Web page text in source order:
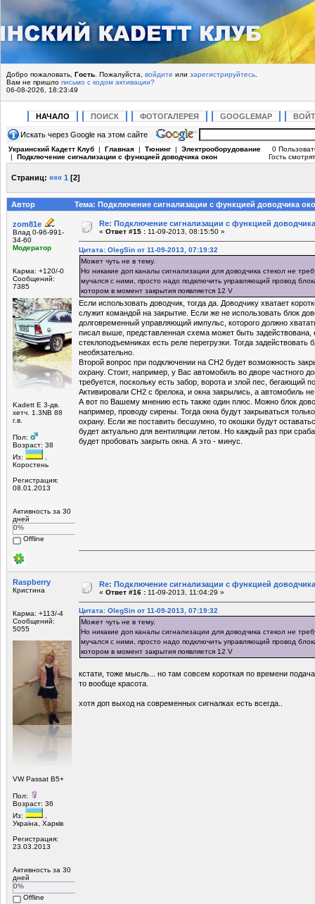
Добро пожаловать, Гость . Пожалуйста, войдите или зарегистрируйтесь
Вам не пришло письмо с кодом активации?
06-08-2026, 18:23:49
НАЧАЛО ПОИСК ФОТОГАЛЕРЕЯ GOOGLEMAP
Искать через Google на этом сайте
Украинский Кадетт Клуб | Главная | Тюнинг | Электрооборудование
| Подключение сигнализации с функцией доводчика окон
0
Гость
Страниц: ««« 1 [2]
Автор Тема: Подключение сигнализации с функцией доводчика
zom81e
Влад 0-96-991-
34-60
Модератор
Карма: +120/-0
Сообщений:
7385
Kadett E 3-дв.
хетч. 1.3NB 88
г.в.
Пол:
Возраст: 38
Из:
Коростень
Регистрация:
08.01.2013
Активность за 30
дней
0%
Offline
Re: Подключение сигнализации с функцией
« Ответ #15 : 11-09-2013, 08:15:50 »
Цитата: OlegSin от 11-09-2013, 07:19:32
Может чуть не в тему.
Но никакие доп каналы сигнализации для доводчика стекол не
мучался с ними, просто надо подключить управляющий провод
котором в момент закрытия появляется 12 V
Если использовать доводчик, тогда да. Доводчику хватает
служит командой на закрытие. Если же не использовать блок
долговременный управляющий импульс, которого должно
писал выше, представленная схема может быть задействована,
стеклоподъемниках есть реле перегрузки. Тогда задействовать
необязательно.
Второй вопрос при подключении на СН2 будет возможность
охрану. Стоит, например, у Вас автомобиль во дворе частного
требуется, поскольку есть забор, ворота и злой пес, бегающий
Активировали СН2 с брелока, и окна закрылись, а автомобиль
А вот по Вашему мнению есть также один плюс. Можно блок
например, проводу сирены. Тогда окна будут закрываться
охрану. Если же поставить бесшумно, то окошки будут
будет актуально для вентиляции летом. Но каждый раз при
будет пробовать закрыть окна. А это - минус.
Raspberry
Кристина
Карма: +113/-4
Сообщений:
5055
VW Passat B5+
Пол:
Возраст: 36
Из:
Украiна, Харкiв
Регистрация:
23.03.2013
Активность за 30
дней
0%
Offline
Re: Подключение сигнализации с функцией
« Ответ #16 : 11-09-2013, 11:04:29 »
Цитата: OlegSin от 11-09-2013, 07:19:32
Может чуть не в тему.
Но никакие доп каналы сигнализации для доводчика стекол не
мучался с ними, просто надо подключить управляющий провод
котором в момент закрытия появляется 12 V
кстати, тоже мысль... но там совсем короткая по времени подача
то вообще красота.
хотя доп выход на современных сигналках есть всегда..